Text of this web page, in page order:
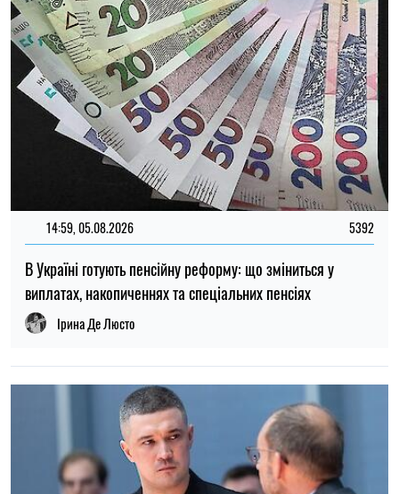
Ірина Де Люсто
12:37, 31.07.2026
Федоров розповів про конфлікт навколо реформ армії,
ставлення до протестів та майбутнє війни — інтерв’ю NYT
Ірина Де Люсто